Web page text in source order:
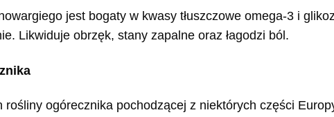
jest bogaty w kwasy tłuszczowe omega-3 i
Likwiduje obrzęk, stany zapalne oraz łagodzi ból.
ogórecznika pochodzącej z niektórych części